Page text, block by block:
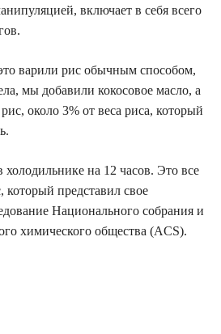
включает в себя всего
варили рис обычным способом,
мы добавили кокосовое масло, а
около 3% от веса риса, который
холодильнике на 12 часов. Это все
представил свое
Национального собрания и
химического общества (ACS).